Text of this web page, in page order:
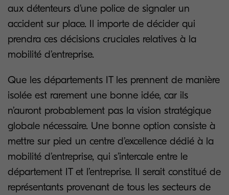
aux détenteurs d’une police de signaler un
accident sur place. Il importe de décider qui
prendra ces décisions cruciales relatives à la
mobilité d’entreprise.
Que les départements IT les prennent de manière
isolée est rarement une bonne idée, car ils
n’auront probablement pas la vision stratégique
globale nécessaire. Une bonne option consiste à
mettre sur pied un centre d’excellence dédié à la
mobilité d’entreprise, qui s’intercale entre le
département IT et l’entreprise. Il serait constitué de
représentants provenant de tous les secteurs de